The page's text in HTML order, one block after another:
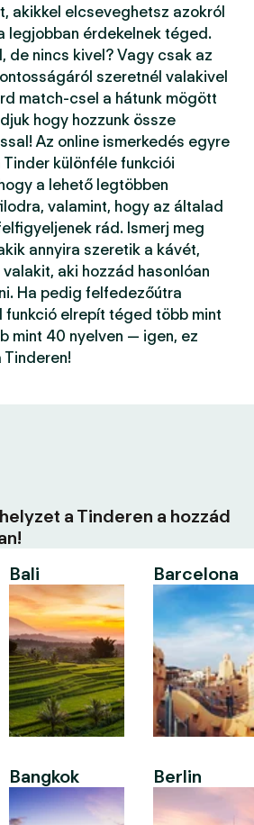
akikkel elcseveghetsz azokról
legjobban érdekelnek téged.
de nincs kivel? Vagy csak az
szeretnél valakivel
match-csel a hátunk mögött
hogy hozzunk össze
Az online ismerkedés egyre
Tinder különféle funkciói
a lehető legtöbben
valamint, hogy az általad
rád. Ismerj meg
annyira szeretik a kávét,
aki hozzád hasonlóan
Ha pedig felfedezőútra
funkció elrepít téged több mint
mint 40 nyelven — igen, ez
Tinderen!
a Tinderen a hozzád
Bali
Bangkok
Barcelona
Berlin